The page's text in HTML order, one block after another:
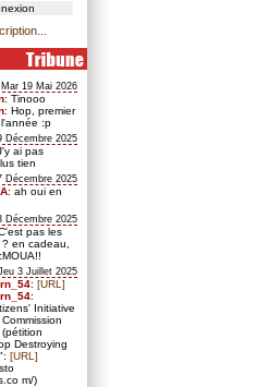
Mar 19 Mai 2026
: Tinooo
: Hop, premier
:p
Décembre 2025
ai pas
tien
Décembre 2025
: ah oui en
Décembre 2025
pas les
en cadeau,
3 Juillet 2025
: [URL]
:
Initiative
Destroying
[URL]
m/)